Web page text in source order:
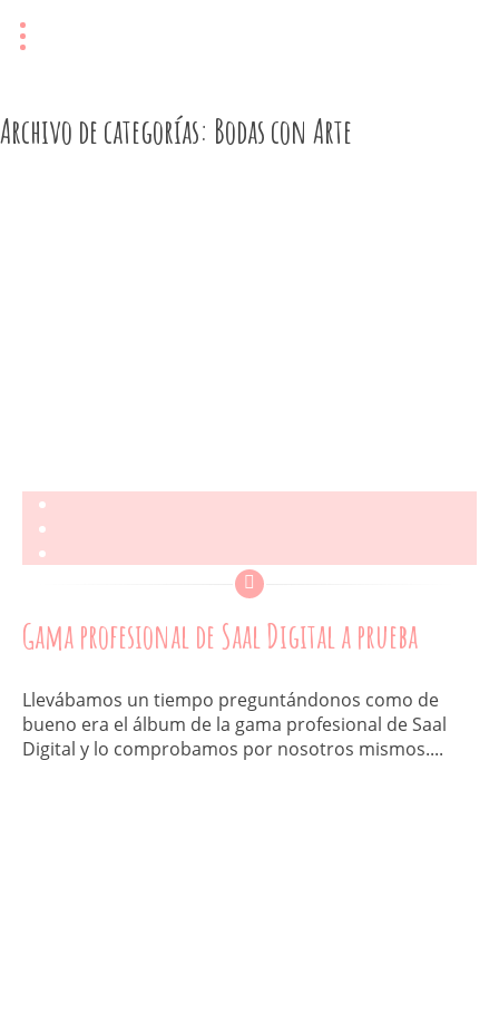
Archivo de categorías: Bodas con Arte
Gama profesional de Saal Digital a prueba
Llevábamos un tiempo preguntándonos como de
bueno era el álbum de la gama profesional de Saal
Digital y lo comprobamos por nosotros mismos....